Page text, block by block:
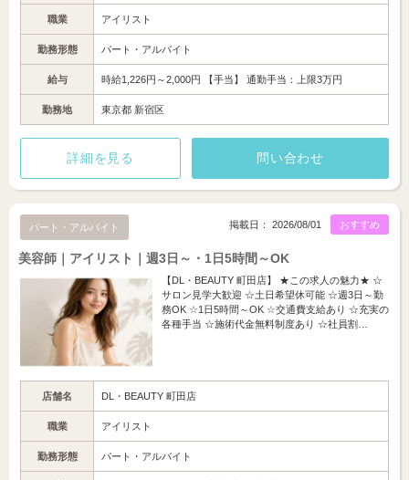
職業 アイリスト
勤務形態 パート・アルバイト
給与 時給1,226円～2,000円 【手当】 通勤手当：上限3万円
勤務地 東京都 新宿区
詳細を見る 問い合わせ
パート・アルバイト おすすめ
掲載日： 2026/08/01
美容師｜アイリスト｜週3日～・1日5時間～OK
【DL・BEAUTY 町田店】 ★この求人の魅力★ ☆
サロン見学大歓迎 ☆土日希望休可能 ☆週3日～勤
務OK ☆1日5時間～OK ☆交通費支給あり ☆充実の
各種手当 ☆施術代金無料制度あり ☆社員割…
店舗名 DL・BEAUTY 町田店
職業 アイリスト
勤務形態 パート・アルバイト